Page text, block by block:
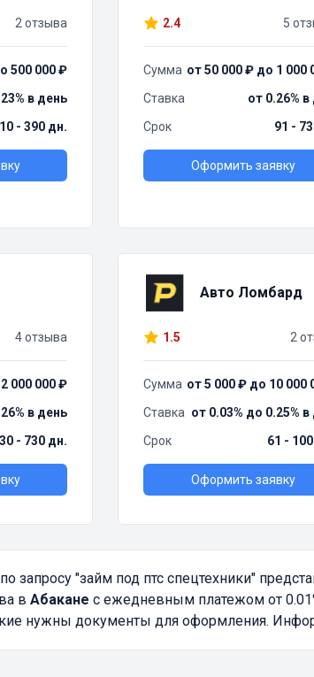
2 отзыва
500 000 ₽
в день
- 390 дн.
2.4 5
Сумма от 50 000 ₽ до 1 000
Ставка
от 0.26%
Срок
91 -
Оформить заявку
4 отзыва
000 000 ₽
в день
30 - 730 дн.
Авто Ломбард
1.5 2
Сумма от 5 000 ₽ до 10 000
Ставка от 0.03% до 0.25% в
Срок
61 -
Оформить заявку
запросу "займ под птс спецтехники"
в Абакане с ежедневным платежом от
нужны документы для оформления.